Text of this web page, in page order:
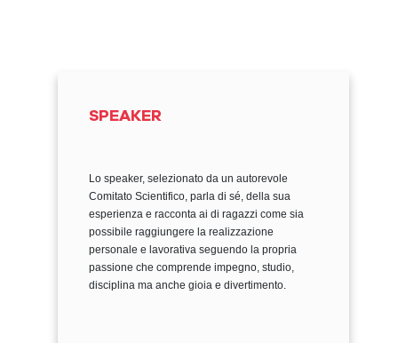
SPEAKER
Lo speaker, selezionato da un autorevole
Comitato Scientifico, parla di sé, della sua
esperienza e racconta ai di ragazzi come sia
possibile raggiungere la realizzazione
personale e lavorativa seguendo la propria
passione che comprende impegno, studio,
disciplina ma anche gioia e divertimento.